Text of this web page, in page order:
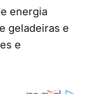
energia
geladeiras e
e